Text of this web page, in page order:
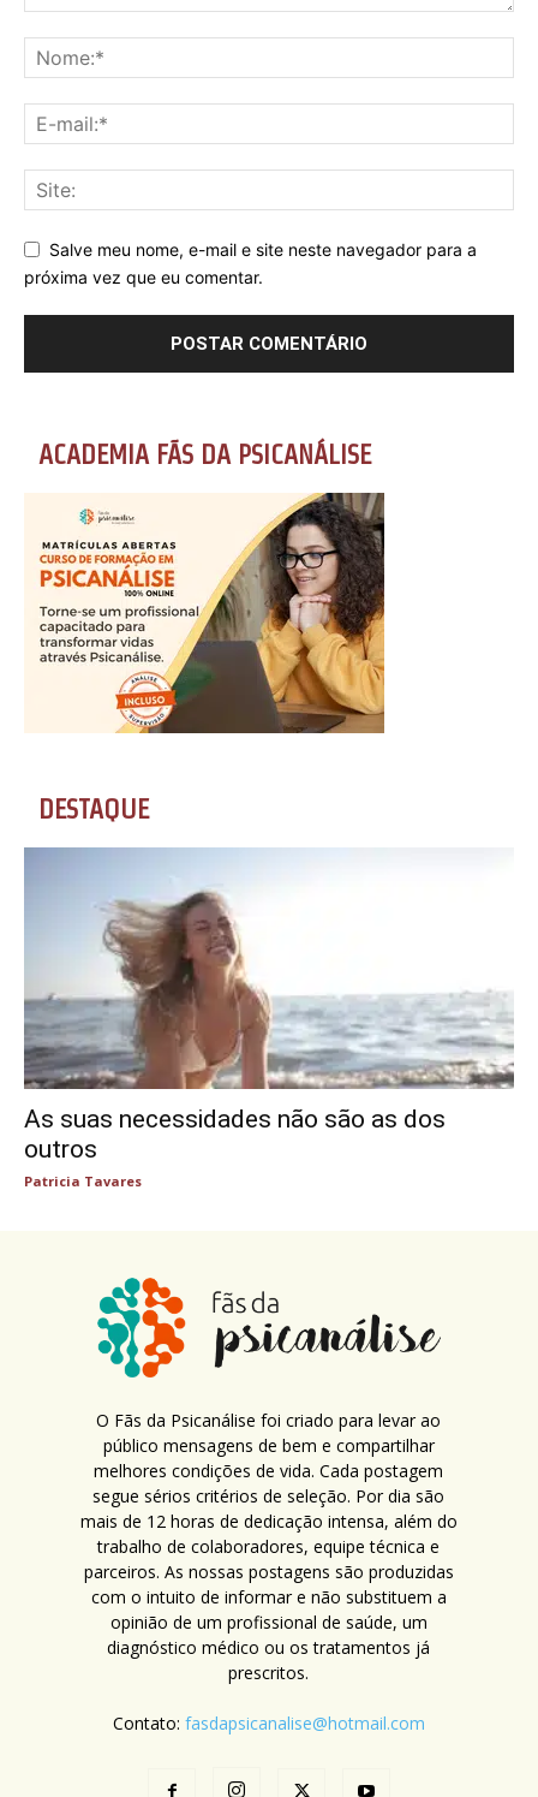
Salve meu nome, e-mail e site neste navegador para a
próxima vez que eu comentar.
ACADEMIA FÃS DA PSICANÁLISE
DESTAQUE
As suas necessidades não são as dos
outros
Patricia Tavares
O Fãs da Psicanálise foi criado para levar ao
público mensagens de bem e compartilhar
melhores condições de vida. Cada postagem
segue sérios critérios de seleção. Por dia são
mais de 12 horas de dedicação intensa, além do
trabalho de colaboradores, equipe técnica e
parceiros. As nossas postagens são produzidas
com o intuito de informar e não substituem a
opinião de um profissional de saúde, um
diagnóstico médico ou os tratamentos já
prescritos.
Contato: fasdapsicanalise@hotmail.com